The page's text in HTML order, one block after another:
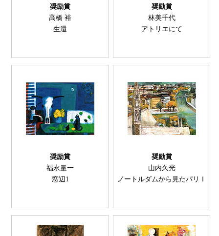
奨励賞
高橋 裕
生還
奨励賞
林美千代
アトリエにて
奨励賞
福永量一
窓辺1
奨励賞
山内久光
ノートルダムから見たパリⅠ